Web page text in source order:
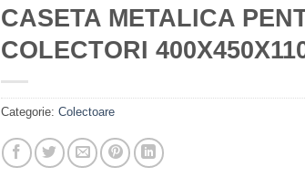
CASETA METALICA
COLECTORI
Categorie: Colectoare